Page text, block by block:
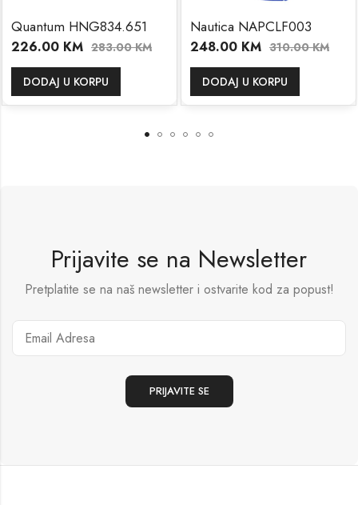
Quantum HNG834.651
226.00 KM 283.00KM
DODAJ U KORPU
Nautica NAPCLF003
248.00 KM 310.00KM
DODAJ U KORPU
Prijavite se na Newsletter
Pretplatite se na naš newsletter i ostvarite kod za popust!